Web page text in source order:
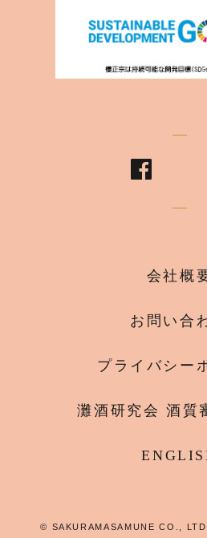
会社概
お問い合
プライバシー
灘酒研究会 酒質
© SAKURAMASAMUNE CO.,